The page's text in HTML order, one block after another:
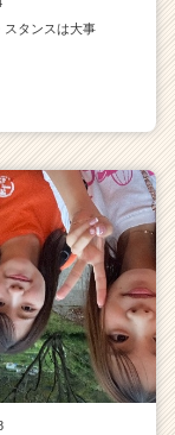
スタンスは大事